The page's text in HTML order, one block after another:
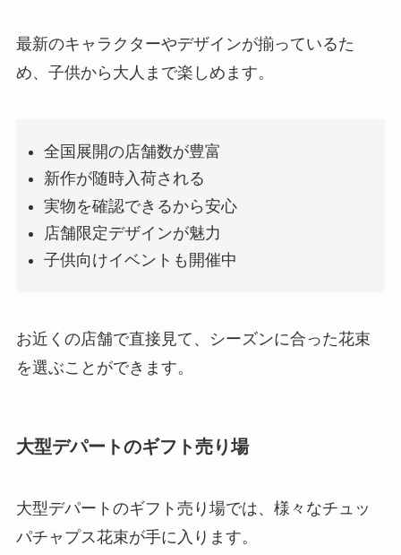
最新のキャラクターやデザインが揃っているた
め、子供から大人まで楽しめます。
全国展開の店舗数が豊富
新作が随時入荷される
実物を確認できるから安心
店舗限定デザインが魅力
子供向けイベントも開催中
お近くの店舗で直接見て、シーズンに合った花束
を選ぶことができます。
大型デパートのギフト売り場
大型デパートのギフト売り場では、様々なチュッ
パチャプス花束が手に入ります。